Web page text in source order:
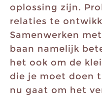
oplossing zijn.
relaties te
Samenwerken
baan namelijk
het ook om de
die je moet doen
nu gaat om het